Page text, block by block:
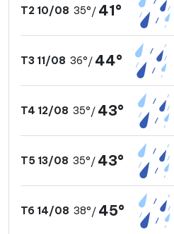
T2 10/08 35°/ 41°
T3 11/08 36°/ 44°
T4 12/08 35°/ 43°
T5 13/08 35°/ 43°
T6 14/08 38°/ 45°